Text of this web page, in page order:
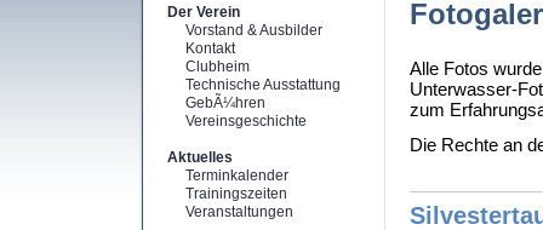
Der Verein
Vorstand & Ausbilder
Kontakt
Clubheim
Technische Ausstattung
GebÃ¼hren
Vereinsgeschichte
Aktuelles
Terminkalender
Trainingszeiten
Veranstaltungen
Alle Fotos
Unterwasser-
zum
Die Rechte an